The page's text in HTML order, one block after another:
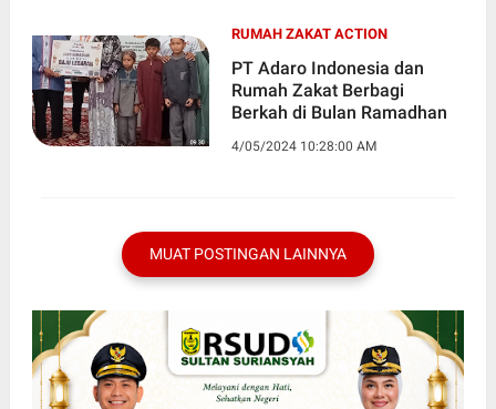
RUMAH ZAKAT ACTION
PT Adaro Indonesia dan
Rumah Zakat Berbagi
Berkah di Bulan Ramadhan
4/05/2024 10:28:00 AM
MUAT POSTINGAN LAINNYA